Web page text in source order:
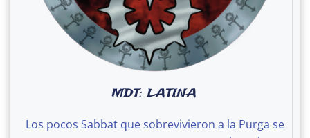
MDT: LATINA
Los pocos Sabbat que sobrevivieron a la Purga se